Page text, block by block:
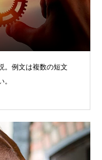
。例文は複数の短文